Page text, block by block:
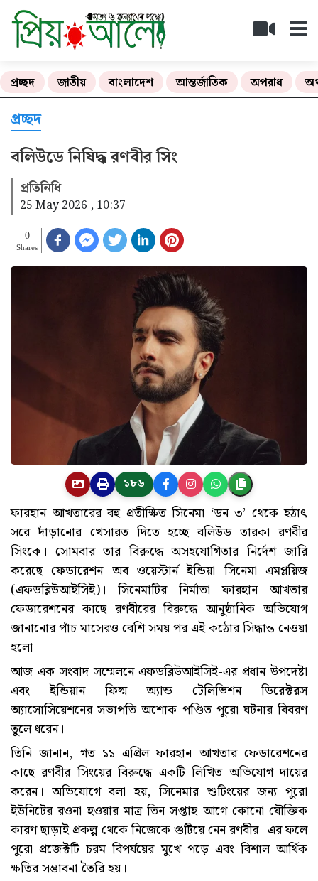
প্রচ্ছদ জাতীয় বাংলাদেশ আন্তর্জাতিক অপরাধ
প্রচ্ছদ
বলিউডে নিষিদ্ধ রণবীর সিং
প্রতিনিধি
25 May 2026 , 10:37
0
Shares
১৮৬
ফারহান আখতারের বহু প্রতীক্ষিত সিনেমা ‘ডন ৩’ থেকে হঠাৎ
সরে দাঁড়ানোর খেসারত দিতে হচ্ছে বলিউড তারকা রণবীর
সিংকে। সোমবার তার বিরুদ্ধে অসহযোগিতার নির্দেশ জারি
করেছে ফেডারেশন অব ওয়েস্টার্ন ইন্ডিয়া সিনেমা এমপ্লয়িজ
(এফডব্লিউআইসিই)। সিনেমাটির নির্মাতা ফারহান আখতার
ফেডারেশনের কাছে রণবীরের বিরুদ্ধে আনুষ্ঠানিক অভিযোগ
জানানোর পাঁচ মাসেরও বেশি সময় পর এই কঠোর সিদ্ধান্ত নেওয়া
হলো।
আজ এক সংবাদ সম্মেলনে এফডব্লিউআইসিই-এর প্রধান উপদেষ্টা
এবং ইন্ডিয়ান ফিল্ম অ্যান্ড টেলিভিশন ডিরেক্টরস
অ্যাসোসিয়েশনের সভাপতি অশোক পণ্ডিত পুরো ঘটনার বিবরণ
তুলে ধরেন।
তিনি জানান, গত ১১ এপ্রিল ফারহান আখতার ফেডারেশনের
কাছে রণবীর সিংয়ের বিরুদ্ধে একটি লিখিত অভিযোগ দায়ের
করেন। অভিযোগে বলা হয়, সিনেমার শুটিংয়ের জন্য পুরো
ইউনিটের রওনা হওয়ার মাত্র তিন সপ্তাহ আগে কোনো যৌক্তিক
কারণ ছাড়াই প্রকল্প থেকে নিজেকে গুটিয়ে নেন রণবীর। এর ফলে
পুরো প্রজেক্টটি চরম বিপর্যয়ের মুখে পড়ে এবং বিশাল আর্থিক
ক্ষতির সম্ভাবনা তৈরি হয়।